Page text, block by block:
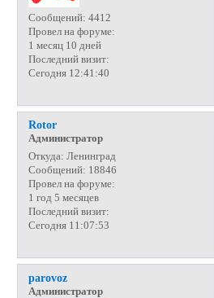
Сообщений: 4412
Провел на форуме:
1 месяц 10 дней
Последний визит:
Сегодня 12:41:40
Rotor
Администратор
Откуда: Ленинград
Сообщений: 18846
Провел на форуме:
1 год 5 месяцев
Последний визит:
Сегодня 11:07:53
parovoz
Администратор